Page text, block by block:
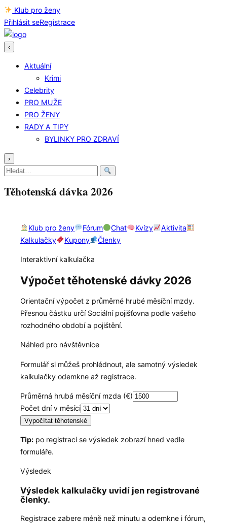
Klub pro ženy
Přihlásit seRegistrace
‹
Aktuální
Krimi
Celebrity
PRO MUŽE
PRO ŽENY
RADY A TIPY
BYLINKY PRO ZDRAVÍ
›
Hledat:
Těhotenská dávka 2026
Klub pro ženy Fórum Chat Kvízy
Aktivita
Kalkulačky
Kupony Členky
Interaktivní kalkulačka
Výpočet těhotenské dávky 2026
Orientační výpočet z průměrné hrubé měsíční mzdy.
Přesnou částku určí Sociální pojišťovna podle vašeho
rozhodného období a pojištění.
Náhled pro návštěvnice
Formulář si můžeš prohlédnout, ale samotný výsledek
kalkulačky odemkne až registrace.
Průměrná hrubá měsíční mzda (€)
Počet dní v měsíci
Vypočítat těhotenské
Tip: po registraci se výsledek zobrazí hned vedle
formuláře.
Výsledek
Výsledek kalkulačky uvidí jen registrované
členky.
Registrace zabere méně než minutu a odemkne i fórum,